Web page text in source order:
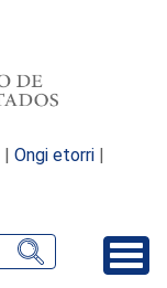
| Ongi etorri |